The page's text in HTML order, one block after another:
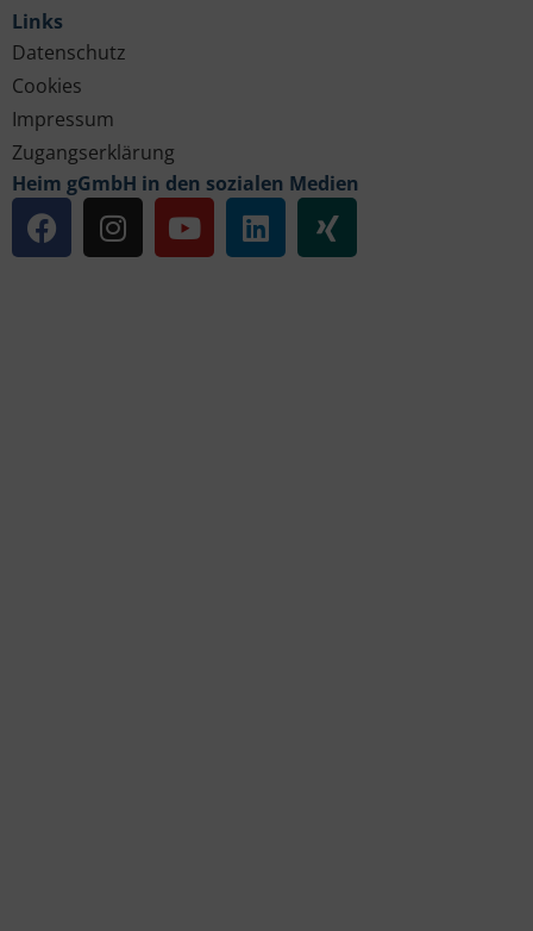
Links
Datenschutz
Cookies
Impressum
Zugangserklärung
Heim gGmbH in den sozialen Medien